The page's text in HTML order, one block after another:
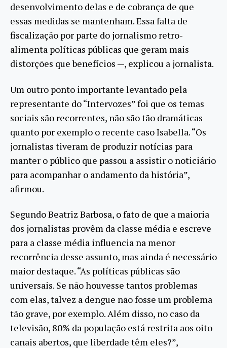
desenvolvimento delas e de cobrança de que
essas medidas se mantenham. Essa falta de
fiscalização por parte do jornalismo retro-
alimenta políticas públicas que geram mais
distorções que benefícios —, explicou a jornalista.
Um outro ponto importante levantado pela
representante do “Intervozes” foi que os temas
sociais são recorrentes, não são tão dramáticas
quanto por exemplo o recente caso Isabella. “Os
jornalistas tiveram de produzir notícias para
manter o público que passou a assistir o noticiário
para acompanhar o andamento da história”,
afirmou.
Segundo Beatriz Barbosa, o fato de que a maioria
dos jornalistas provêm da classe média e escreve
para a classe média influencia na menor
recorrência desse assunto, mas ainda é necessário
maior destaque. “As políticas públicas são
universais. Se não houvesse tantos problemas
com elas, talvez a dengue não fosse um problema
tão grave, por exemplo. Além disso, no caso da
televisão, 80% da população está restrita aos oito
canais abertos, que liberdade têm eles?”,